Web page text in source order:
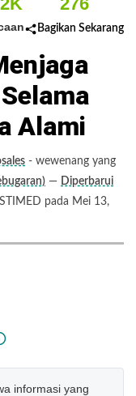
Bagikan Sekarang
Alami
- wewenang yang
— Diperbarui
pada Mei 13,
informasi yang